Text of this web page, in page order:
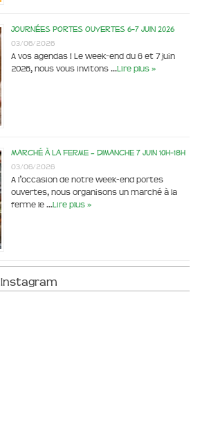
Journées portes ouvertes 6-7 juin 2026
03/06/2026
A vos agendas ! Le week-end du 6 et 7 juin
2026, nous vous invitons …Lire plus »
Marché à la ferme – dimanche 7 juin 10h-18h
03/06/2026
A l’occasion de notre week-end portes
ouvertes, nous organisons un marché à la
ferme le …Lire plus »
Instagram